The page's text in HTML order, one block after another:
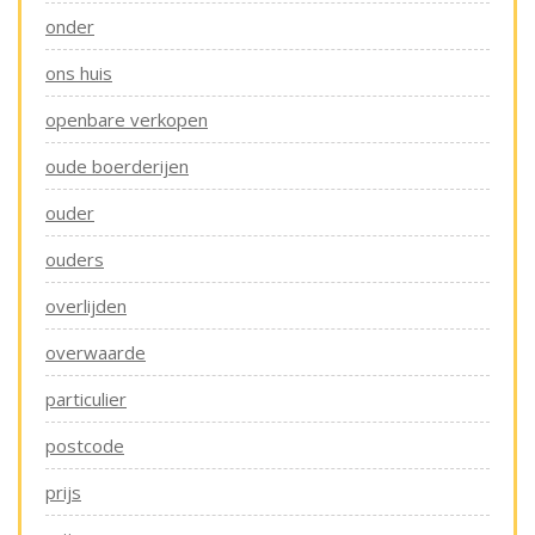
onder
ons huis
openbare verkopen
oude boerderijen
ouder
ouders
overlijden
overwaarde
particulier
postcode
prijs